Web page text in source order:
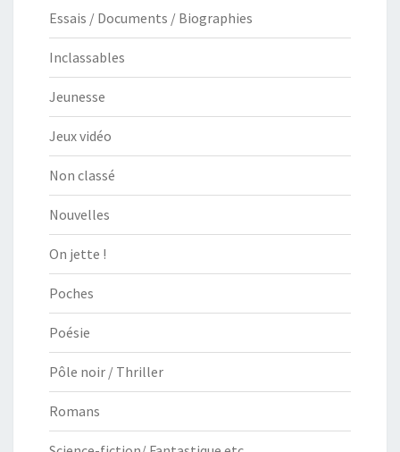
Essais / Documents / Biographies
Inclassables
Jeunesse
Jeux vidéo
Non classé
Nouvelles
On jette !
Poches
Poésie
Pôle noir / Thriller
Romans